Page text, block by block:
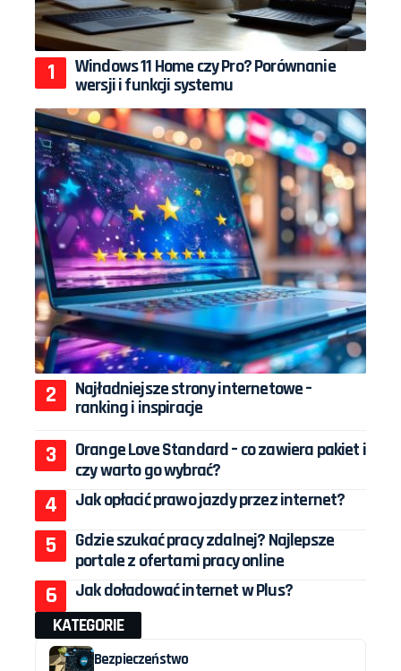
Windows 11 Home czy Pro? Porównanie
wersji i funkcji systemu
Najładniejsze strony internetowe –
ranking i inspiracje
Orange Love Standard – co zawiera pakiet i
czy warto go wybrać?
Jak opłacić prawo jazdy przez internet?
Gdzie szukać pracy zdalnej? Najlepsze
portale z ofertami pracy online
Jak doładować internet w Plus?
KATEGORIE
Bezpieczeństwo